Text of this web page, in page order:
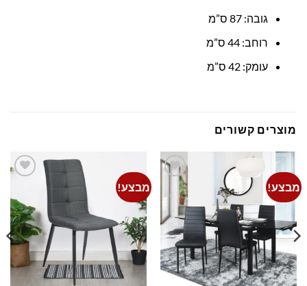
גובה: 87 ס”מ
רוחב: 44 ס”מ
עומק: 42 ס”מ
מוצרים קשורים
מבצע!
Add to
wishlist
מבצע!